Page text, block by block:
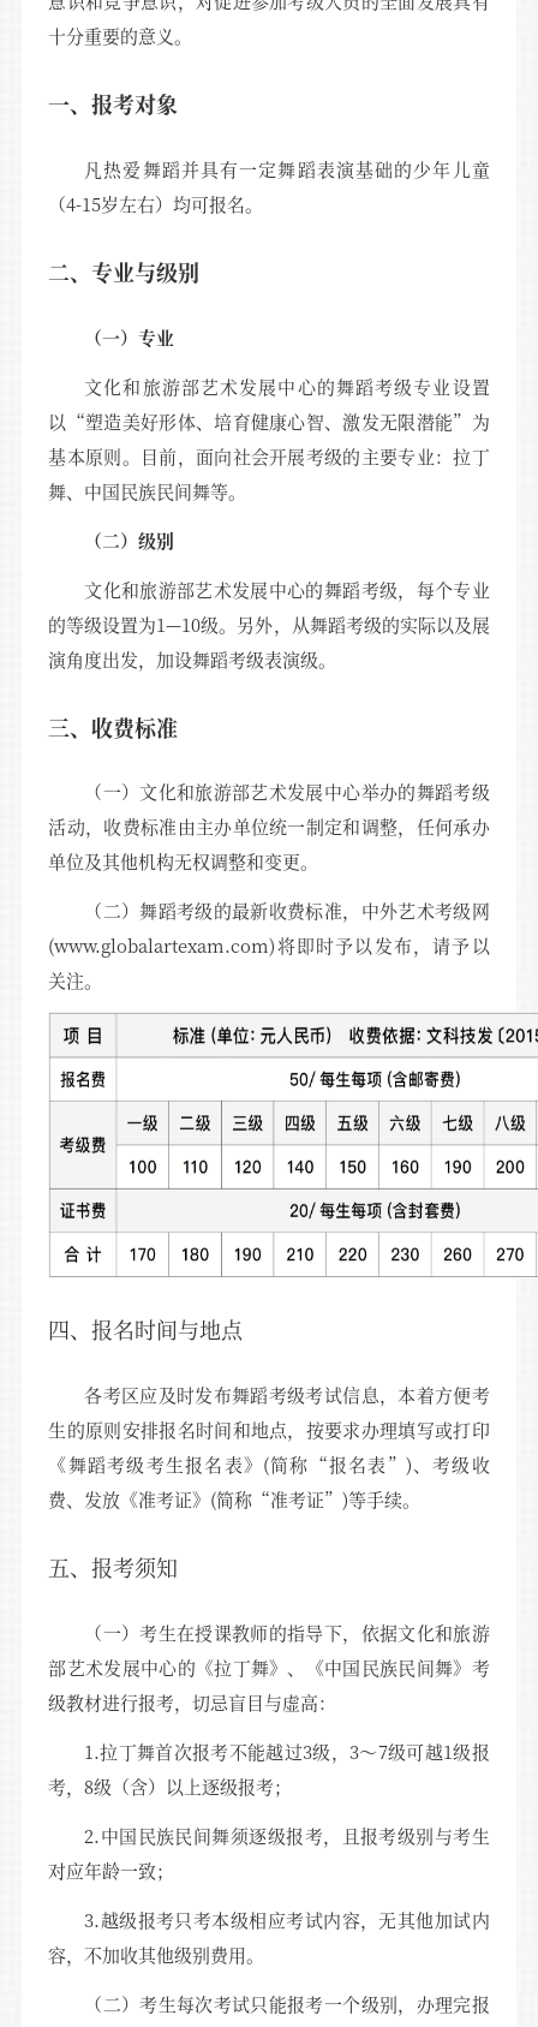
十分重要的意义。
一、报考对象
凡热爱舞蹈并具有一定舞蹈表演基础的少年儿童
（4-15岁左右）均可报名。
二、专业与级别
（一）专业
文化和旅游部艺术发展中心的舞蹈考级专业设置
以“塑造美好形体、培育健康心智、激发无限潜能”为
基本原则。目前，面向社会开展考级的主要专业：拉丁
舞、中国民族民间舞等。
（二）级别
文化和旅游部艺术发展中心的舞蹈考级，每个专业
的等级设置为1—10级。另外，从舞蹈考级的实际以及展
演角度出发，加设舞蹈考级表演级。
三、收费标准
（一）文化和旅游部艺术发展中心举办的舞蹈考级
活动，收费标准由主办单位统一制定和调整，任何承办
单位及其他机构无权调整和变更。
（二）舞蹈考级的最新收费标准，中外艺术考级网
(www.globalartexam.com)将即时予以发布，请予以
关注。
四、报名时间与地点
各考区应及时发布舞蹈考级考试信息，本着方便考
生的原则安排报名时间和地点，按要求办理填写或打印
《舞蹈考级考生报名表》(简称“报名表”)、考级收
费、发放《准考证》(简称“准考证”)等手续。
五、报考须知
（一）考生在授课教师的指导下，依据文化和旅游
部艺术发展中心的《拉丁舞》、《中国民族民间舞》考
级教材进行报考，切忌盲目与虚高：
1.拉丁舞首次报考不能越过3级，3～7级可越1级报
考，8级（含）以上逐级报考；
2.中国民族民间舞须逐级报考，且报考级别与考生
对应年龄一致；
3.越级报考只考本级相应考试内容，无其他加试内
容，不加收其他级别费用。
（二）考生每次考试只能报考一个级别，办理完报